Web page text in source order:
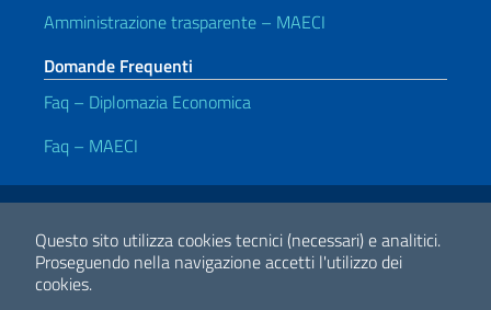
Questo sito utilizza cookies tecnici (necessari) e analitici.
Proseguendo nella navigazione accetti l'utilizzo dei
cookies.
Amministrazione trasparente – MAECI
Domande Frequenti
Faq – Diplomazia Economica
Faq – MAECI
Link Utili